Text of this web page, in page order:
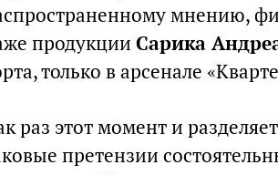
мнению,
продукции Сарика
только в арсенале
раз этот момент и
претензии